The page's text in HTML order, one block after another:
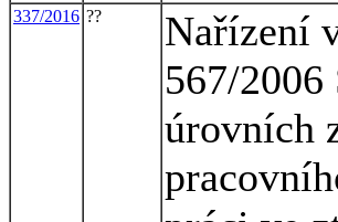
337/2016 ??
Nařízení
567/
úrovních